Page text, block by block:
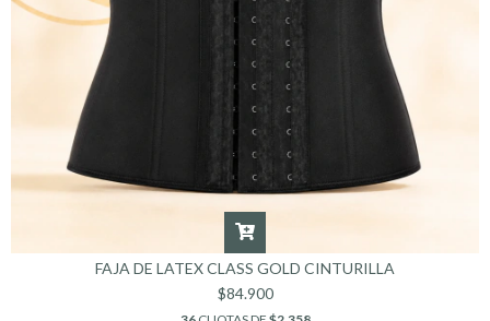
FAJA DE LATEX CLASS GOLD CINTURILLA
$84.900